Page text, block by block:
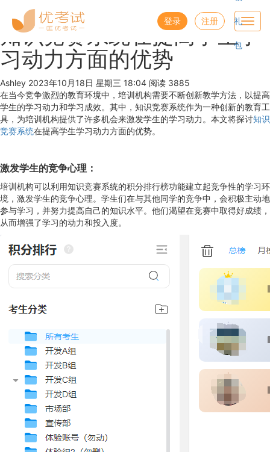
登录 注册 礼
包
知识竞赛系统在提高学生学
习动力方面的优势
Ashley 2023年10月18日 星期三 18:04 阅读 3885
在当今竞争激烈的教育环境中，培训机构需要不断创新教学方法，以提高
学生的学习动力和学习成效。其中，知识竞赛系统作为一种创新的教育工
具，为培训机构提供了许多机会来激发学生的学习动力。本文将探讨知识
竞赛系统在提高学生学习动力方面的优势。
激发学生的竞争心理：
培训机构可以利用知识竞赛系统的积分排行榜功能建立起竞争性的学习环
境，激发学生的竞争心理。学生们在与其他同学的竞争中，会积极主动地
参与学习，并努力提高自己的知识水平。他们渴望在竞赛中取得好成绩，
从而增强了学习的动力和投入度。